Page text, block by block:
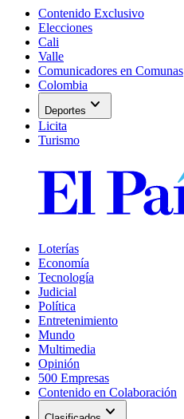
Contenido Exclusivo
Elecciones
Cali
Valle
Comunicadores en Comunas
Colombia
Deportes expand_more
Licita
Turismo
Loterías
Economía
Tecnología
Judicial
Política
Entretenimiento
Mundo
Multimedia
Opinión
500 Empresas
Contenido en Colaboración
expand_more